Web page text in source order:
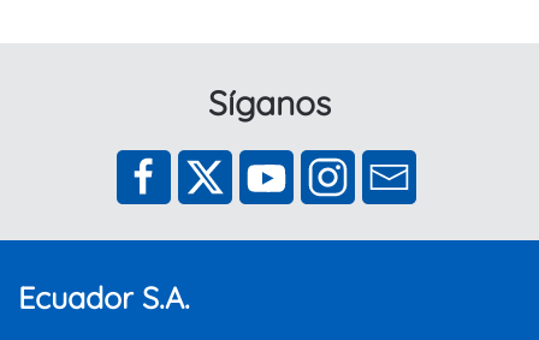
Síganos
Ecuador S.A.